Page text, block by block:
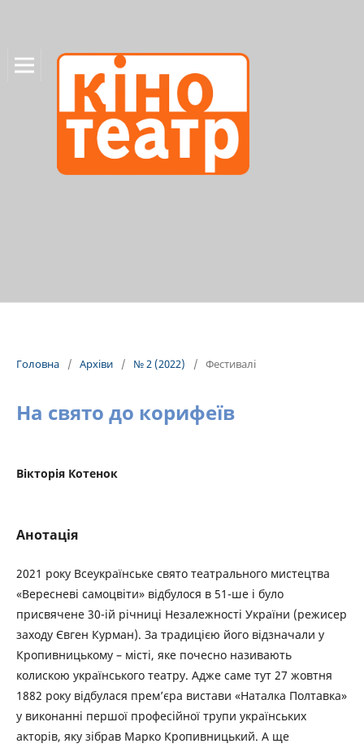
Головна / Архіви / № 2 (2022) / Фестивалі
На свято до корифеїв
Вікторія Котенок
Анотація
2021 року Всеукраїнське свято театрального мистецтва
«Вересневі самоцвіти» відбулося в 51-ше і було
присвячене 30-ій річниці Незалежності України (pежисеp
заходу Євген Курман). За традицією його відзначали у
Кропивницькому – місті, яке почесно називають
колискою українського театру. Адже саме тут 27 жовтня
1882 року відбулася прем’єра вистави «Наталка Полтавка»
у виконанні першої професійної трупи українських
акторів, яку зібрав Марко Кропивницький. А ще